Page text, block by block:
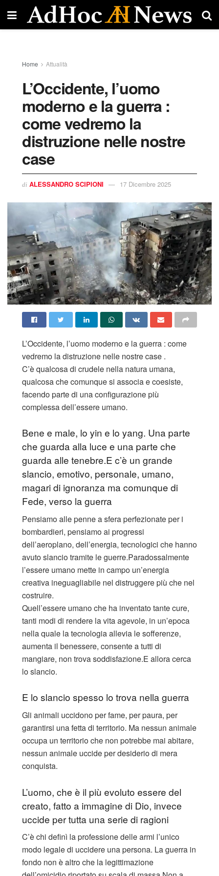
Home Attualità
L’Occidente, l’uomo
moderno e la guerra :
come vedremo la
distruzione nelle nostre
case
di ALESSANDRO SCIPIONI 17 Dicembre 2025
L’Occidente, l’uomo moderno e la guerra : come
vedremo la distruzione nelle nostre case .
C’è qualcosa di crudele nella natura umana,
qualcosa che comunque si associa e coesiste,
facendo parte di una configurazione più
complessa dell’essere umano.
Bene e male, lo yin e lo yang. Una parte
che guarda alla luce e una parte che
guarda alle tenebre.E c’è un grande
slancio, emotivo, personale, umano,
magari di ignoranza ma comunque di
Fede, verso la guerra
Pensiamo alle penne a sfera perfezionate per i
bombardieri, pensiamo ai progressi
dell’aeroplano, dell’energia, tecnologici che hanno
avuto slancio tramite le guerre.Paradossalmente
l’essere umano mette in campo un’energia
creativa ineguagliabile nel distruggere più che nel
costruire.
Quell’essere umano che ha inventato tante cure,
tanti modi di rendere la vita agevole, in un’epoca
nella quale la tecnologia allevia le sofferenze,
aumenta il benessere, consente a tutti di
mangiare, non trova soddisfazione.E allora cerca
lo slancio.
E lo slancio spesso lo trova nella guerra
Gli animali uccidono per fame, per paura, per
garantirsi una fetta di territorio. Ma nessun animale
occupa un territorio che non potrebbe mai abitare,
nessun animale uccide per desiderio di mera
conquista.
L’uomo, che è il più evoluto essere del
creato, fatto a immagine di Dio, invece
uccide per tutta una serie di ragioni
C’è chi definì la professione delle armi l’unico
modo legale di uccidere una persona. La guerra in
fondo non è altro che la legittimazione